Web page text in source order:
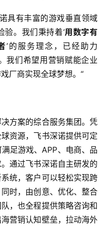
具有丰富的游戏垂直领域
验。我们秉持着‘用数字有
’的服务理念，已经助力
我们希望用营销赋能企业
厂商实现全球梦想。“
方案的综合服务集团。凭
资源，飞书深诺提供可定
足游戏、APP、电商、品
通过飞书深诺自主研发的
统，客户可以轻松实现跨
时，由创意、优化、整合
，也全程提供策略咨询和
营销认知壁垒，拉动海外